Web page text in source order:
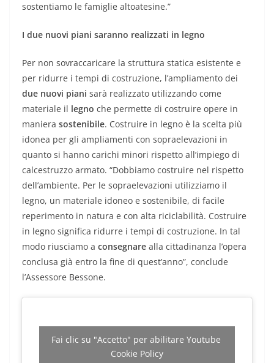
sostentiamo le famiglie altoatesine.”
I due nuovi piani saranno realizzati in legno
Per non sovraccaricare la struttura statica esistente e
per ridurre i tempi di costruzione, l’ampliamento dei
due nuovi piani sarà realizzato utilizzando come
materiale il legno che permette di costruire opere in
maniera sostenibile. Costruire in legno è la scelta più
idonea per gli ampliamenti con sopraelevazioni in
quanto si hanno carichi minori rispetto all’impiego di
calcestruzzo armato. “Dobbiamo costruire nel rispetto
dell’ambiente. Per le sopraelevazioni utilizziamo il
legno, un materiale idoneo e sostenibile, di facile
reperimento in natura e con alta riciclabilità. Costruire
in legno significa ridurre i tempi di costruzione. In tal
modo riusciamo a consegnare alla cittadinanza l’opera
conclusa già entro la fine di quest’anno”, conclude
l’Assessore Bessone.
Fai clic su "Accetto" per abilitare Youtube
Cookie Policy